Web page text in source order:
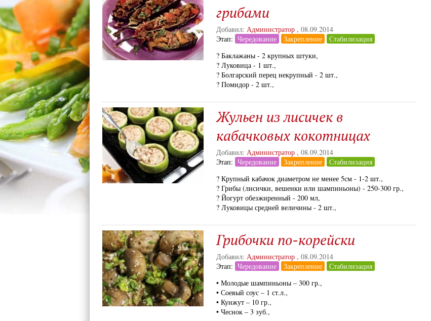
грибами
Добавил: Администратор , 08.09.2014
Этап: Чередование Закрепление
Стабилизация
? Баклажаны - 2 крупных штуки,
? Луковица - 1 шт.,
? Болгарский перец некрупный - 2 шт.,
? Помидор - 2 шт.,
Жульен из лисичек в
кабачковых кокотницах
Добавил: Администратор , 08.09.2014
Этап: Чередование Закрепление
Стабилизация
? Крупный кабачок диаметром не менее 5см - 1-2 шт.,
? Грибы (лисички, вешенки или шампиньоны) - 250-300 гр.,
? Йогурт обезжиренный - 200 мл,
? Луковицы средней величины - 2 шт.,
Грибочки по-корейски
Добавил: Администратор , 08.09.2014
Этап: Чередование Закрепление
Стабилизация
• Молодые шампиньоны – 300 гр.,
• Соевый соус – 1 ст.л.,
• Кунжут – 10 гр.,
• Чеснок – 3 зуб.,